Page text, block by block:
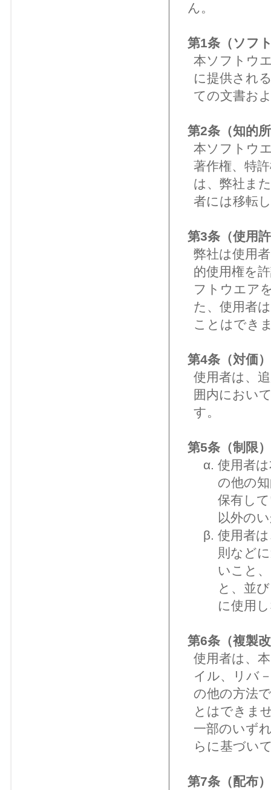
ん。
第1条（ソフ
本ソフトウ
に提供され
ての文書お
第2条（知的
本ソフトウ
著作権、特
は、弊社ま
者には移転
第3条（使用
弊社は使用
的使用権を
フトウエア
た、使用者
ことはでき
第4条（対価）
使用者は、
囲内におい
す。
第5条（制限）
使用者
の他の
保有し
以外の
使用者
則など
いこと
と、並
に使用
第6条（複製
使用者は、
イル、リバ
の他の方法
とはできま
一部のいず
らに基づい
第7条（配布）